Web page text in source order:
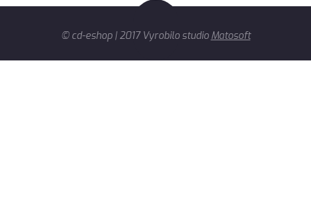
© cd-eshop | 2017 Vyrobilo studio Matosoft